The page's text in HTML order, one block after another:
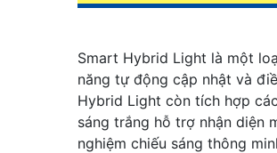
Smart Hybrid Light là một
năng tự động cập nhật và
Hybrid Light còn tích hợp
sáng trắng hỗ trợ nhận diện
nghiệm chiếu sáng thông